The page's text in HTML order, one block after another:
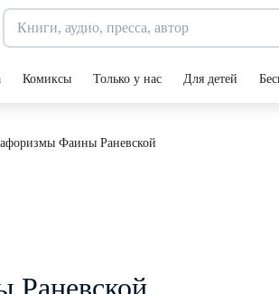
Комиксы Только у нас Для детей
Фаины Раневской